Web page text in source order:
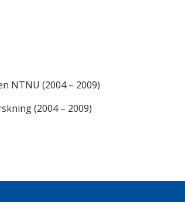
NTNU (2004 – 2009)
(2004 – 2009)